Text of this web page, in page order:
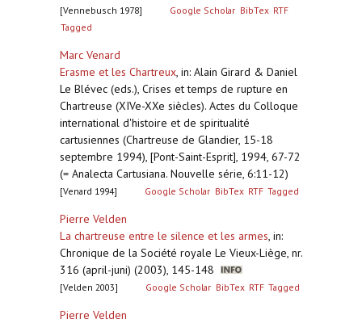
[Vennebusch 1978] Google Scholar BibTex RTF
Tagged
Marc Venard
Erasme et les Chartreux, in: Alain Girard & Daniel
Le Blévec (eds.), Crises et temps de rupture en
Chartreuse (XIVe-XXe siècles). Actes du Colloque
international d'histoire et de spiritualité
cartusiennes (Chartreuse de Glandier, 15-18
septembre 1994), [Pont-Saint-Esprit], 1994, 67-72
(= Analecta Cartusiana. Nouvelle série, 6:11-12)
[Venard 1994] Google Scholar BibTex RTF Tagged
Pierre Velden
La chartreuse entre le silence et les armes, in:
Chronique de la Société royale Le Vieux-Liège, nr.
316 (april-juni) (2003), 145-148
[Velden 2003] Google Scholar BibTex RTF Tagged
Pierre Velden